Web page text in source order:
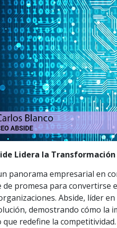
Lidera la Transformación
panorama empresarial en
de promesa para convertirse
Abside, líder
demostrando cómo la
que redefine la competitividad.